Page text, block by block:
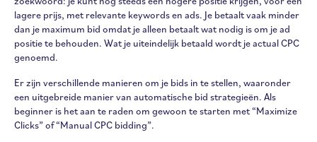
lagere prijs, met relevante keywords en ads. Je betaalt vaak minder
dan je maximum bid omdat je alleen betaalt wat nodig is om je ad
positie te behouden. Wat je uiteindelijk betaald wordt je actual CPC
genoemd.
Er zijn verschillende manieren om je bids in te stellen, waaronder
een uitgebreide manier van automatische bid strategieën. Als
beginner is het aan te raden om gewoon te starten met “Maximize
Clicks” of “Manual CPC bidding”.